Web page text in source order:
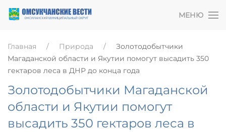
МЕНЮ
Главная Природа
Золотодобытчики
Магаданской области и Якутии помогут высадить 350
гектаров леса в ДНР до конца года
Золотодобытчики Магаданской
области и Якутии помогут
высадить 350 гектаров леса в